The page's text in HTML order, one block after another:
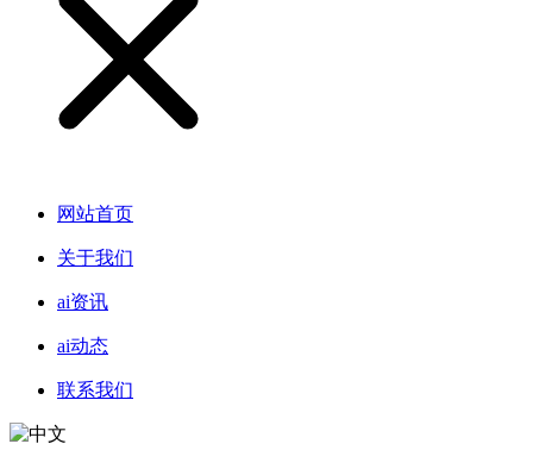
网站首页
关于我们
ai资讯
ai动态
联系我们